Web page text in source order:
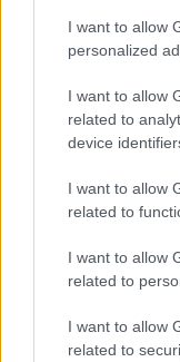
I want to allow
personalized
I want to allow
related to
device
I want to allow
related to
I want to allow
related to
I want to allow
related to